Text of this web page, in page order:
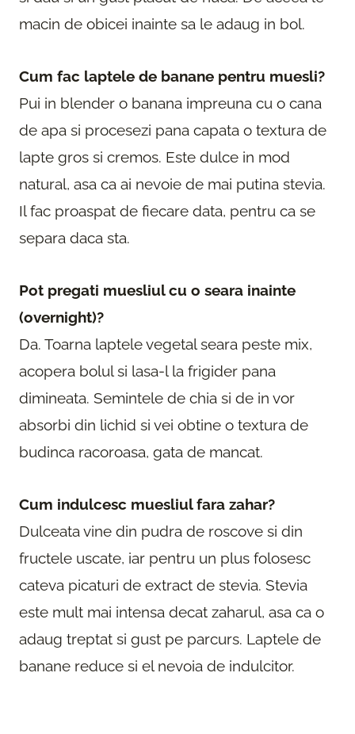
macin de obicei inainte sa le adaug in bol.
Cum fac laptele de banane pentru muesli?
Pui in blender o banana impreuna cu o cana
de apa si procesezi pana capata o textura de
lapte gros si cremos. Este dulce in mod
natural, asa ca ai nevoie de mai putina stevia.
Il fac proaspat de fiecare data, pentru ca se
separa daca sta.
Pot pregati muesliul cu o seara inainte
(overnight)?
Da. Toarna laptele vegetal seara peste mix,
acopera bolul si lasa-l la frigider pana
dimineata. Semintele de chia si de in vor
absorbi din lichid si vei obtine o textura de
budinca racoroasa, gata de mancat.
Cum indulcesc muesliul fara zahar?
Dulceata vine din pudra de roscove si din
fructele uscate, iar pentru un plus folosesc
cateva picaturi de extract de stevia. Stevia
este mult mai intensa decat zaharul, asa ca o
adaug treptat si gust pe parcurs. Laptele de
banane reduce si el nevoia de indulcitor.